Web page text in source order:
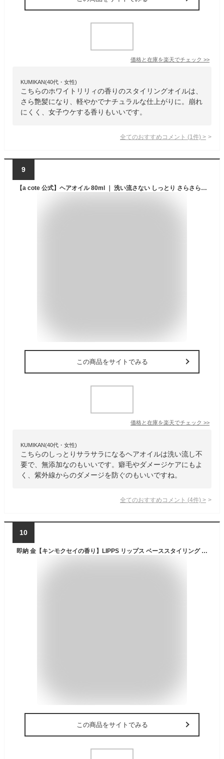
価格と在庫を楽天でチェック >>
KUMIKAN(40代・女性)
こちらのホワイトリリィの香りのスタイリングオイルは、
さら艶髪になり、軽やかでナチュラルな仕上がりに。崩れ
にくく、女子ウケする香りもいいです。
全てのおすすめコメント (1 件) >
9
【a cote 公式】ヘアオイル 80ml ｜ 洗い流さない しっとり さらさら サラサラ くせ毛 いい香り いい匂い 無添加 ギフト オーガニック 紫外線防止 保湿 ダメージ毛 ヘアケア アイロン前 サロン専売品 美容院 美容室 専売品 レディース メンズ スタイリング 髪
この商品をサイトでみる
価格と在庫を楽天でチェック >>
KUMIKAN(40代・女性)
こちらのしっとりサラサラになるヘアオイルは洗い流し不
要で、無添加なのもいいです。癖毛やダメージケアにもよ
く、紫外線からのダメージを防ぐのもいいですね。
全てのおすすめコメント (4件) >
10
即納 金【キンモクセイの香り】LIPPS リップス ベーススタイリング ヘアオイル (100ml) GR&R キンモクセイの香り 洗い流さないトリートメント メンズ レディース
この商品をサイトでみる